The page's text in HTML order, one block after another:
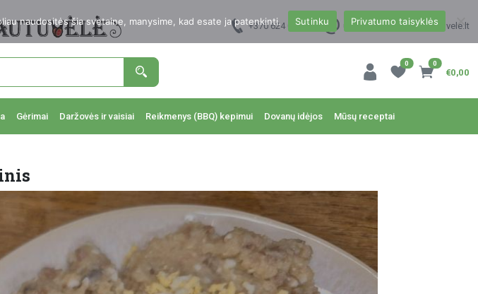
+370 624 00988 uzsakymai@dzukukrautuvele.lt
0 0
€0,00
Gėrimai Daržovės ir vaisiai Reikmenys (BBQ) kepimui Dovanų idėjos Mūsų receptai
naudositės šia svetaine, manysime, kad esate ja patenkinti. Sutinku Privatumo taisyklės